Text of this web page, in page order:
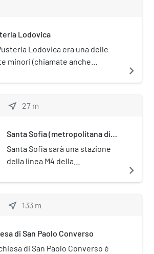
Lodovica
Lodovica era una delle
minori (chiamate anche
delle mura di Milano. Si
del Naviglio.
navigate_next
near_me 27 m
Santa Sofia (metropolitana di
Santa Sofia sarà una stazione
della linea M4 della
completamento è previsto per il
Milano lungo via Santa Sofia.
navigate_next
near_me 133 m
di San Paolo Converso
di San Paolo Converso è